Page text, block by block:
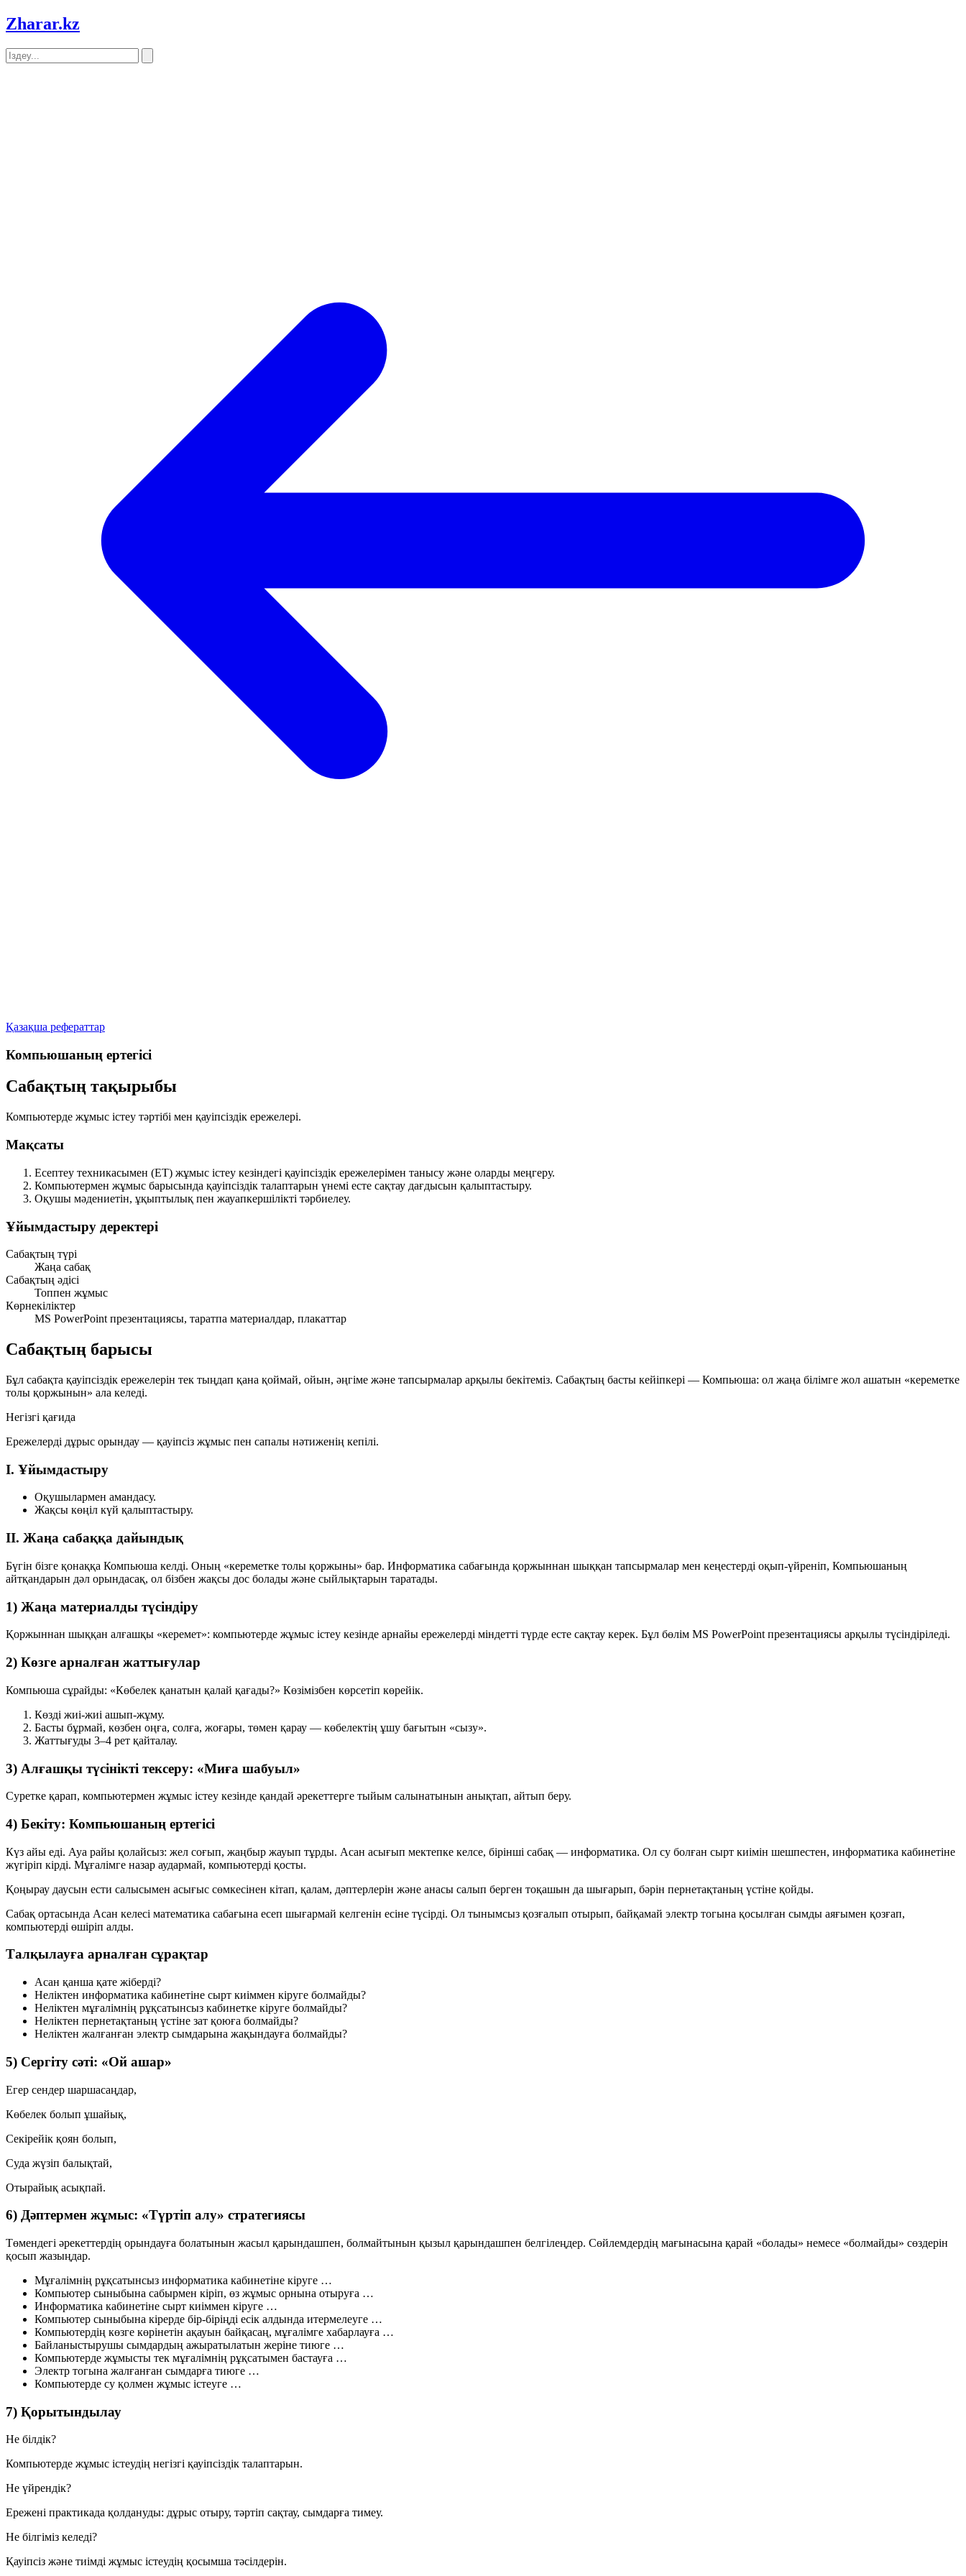
Zharar.kz
Қазақша рефераттар
Компьюшаның ертегісі
Сабақтың тақырыбы
Компьютерде жұмыс істеу тәртібі мен қауіпсіздік ережелері.
Мақсаты
Есептеу техникасымен (ЕТ) жұмыс істеу кезіндегі қауіпсіздік ережелерімен танысу және оларды меңгеру.
Компьютермен жұмыс барысында қауіпсіздік талаптарын үнемі есте сақтау дағдысын қалыптастыру.
Оқушы мәдениетін, ұқыптылық пен жауапкершілікті тәрбиелеу.
Ұйымдастыру деректері
Сабақтың түрі
Жаңа сабақ
Сабақтың әдісі
Топпен жұмыс
Көрнекіліктер
MS PowerPoint презентациясы, таратпа материалдар, плакаттар
Сабақтың барысы
Бұл сабақта қауіпсіздік ережелерін тек тыңдап қана қоймай, ойын, әңгіме және тапсырмалар арқылы бекітеміз. Сабақтың басты кейіпкері — Компьюша: ол жаңа білімге жол ашатын «кереметке
толы қоржынын» ала келеді.
Негізгі қағида
Ережелерді дұрыс орындау — қауіпсіз жұмыс пен сапалы нәтиженің кепілі.
I. Ұйымдастыру
Оқушылармен амандасу.
Жақсы көңіл күй қалыптастыру.
II. Жаңа сабаққа дайындық
Бүгін бізге қонаққа Компьюша келді. Оның «кереметке толы қоржыны» бар. Информатика сабағында қоржыннан шыққан тапсырмалар мен кеңестерді оқып-үйреніп, Компьюшаның
айтқандарын дәл орындасақ, ол бізбен жақсы дос болады және сыйлықтарын таратады.
1) Жаңа материалды түсіндіру
Қоржыннан шыққан алғашқы «керемет»: компьютерде жұмыс істеу кезінде арнайы ережелерді міндетті түрде есте сақтау керек. Бұл бөлім MS PowerPoint презентациясы арқылы түсіндіріледі.
2) Көзге арналған жаттығулар
Компьюша сұрайды: «Көбелек қанатын қалай қағады?» Көзімізбен көрсетіп көрейік.
Көзді жиі-жиі ашып-жұму.
Басты бұрмай, көзбен оңға, солға, жоғары, төмен қарау — көбелектің ұшу бағытын «сызу».
Жаттығуды 3–4 рет қайталау.
3) Алғашқы түсінікті тексеру: «Миға шабуыл»
Суретке қарап, компьютермен жұмыс істеу кезінде қандай әрекеттерге тыйым салынатынын анықтап, айтып беру.
4) Бекіту: Компьюшаның ертегісі
Күз айы еді. Ауа райы қолайсыз: жел соғып, жаңбыр жауып тұрды. Асан асығып мектепке келсе, бірінші сабақ — информатика. Ол су болған сырт киімін шешпестен, информатика кабинетіне
жүгіріп кірді. Мұғалімге назар аудармай, компьютерді қосты.
Қоңырау даусын ести салысымен асығыс сөмкесінен кітап, қалам, дәптерлерін және анасы салып берген тоқашын да шығарып, бәрін пернетақтаның үстіне қойды.
Сабақ ортасында Асан келесі математика сабағына есеп шығармай келгенін есіне түсірді. Ол тынымсыз қозғалып отырып, байқамай электр тогына қосылған сымды аяғымен қозғап,
компьютерді өшіріп алды.
Талқылауға арналған сұрақтар
Асан қанша қате жіберді?
Неліктен информатика кабинетіне сырт киіммен кіруге болмайды?
Неліктен мұғалімнің рұқсатынсыз кабинетке кіруге болмайды?
Неліктен пернетақтаның үстіне зат қоюға болмайды?
Неліктен жалғанған электр сымдарына жақындауға болмайды?
5) Сергіту сәті: «Ой ашар»
Егер сендер шаршасаңдар,
Көбелек болып ұшайық,
Секірейік қоян болып,
Суда жүзіп балықтай,
Отырайық асықпай.
6) Дәптермен жұмыс: «Түртіп алу» стратегиясы
Төмендегі әрекеттердің орындауға болатынын жасыл қарындашпен, болмайтынын қызыл қарындашпен белгілеңдер. Сөйлемдердің мағынасына қарай «болады» немесе «болмайды» сөздерін
қосып жазыңдар.
Мұғалімнің рұқсатынсыз информатика кабинетіне кіруге …
Компьютер сыныбына сабырмен кіріп, өз жұмыс орнына отыруға …
Информатика кабинетіне сырт киіммен кіруге …
Компьютер сыныбына кірерде бір-біріңді есік алдында итермелеуге …
Компьютердің көзге көрінетін ақауын байқасаң, мұғалімге хабарлауға …
Байланыстырушы сымдардың ажыратылатын жеріне тиюге …
Компьютерде жұмысты тек мұғалімнің рұқсатымен бастауға …
Электр тогына жалғанған сымдарға тиюге …
Компьютерде су қолмен жұмыс істеуге …
7) Қорытындылау
Не білдік?
Компьютерде жұмыс істеудің негізгі қауіпсіздік талаптарын.
Не үйрендік?
Ережені практикада қолдануды: дұрыс отыру, тәртіп сақтау, сымдарға тимеу.
Не білгіміз келеді?
Қауіпсіз және тиімді жұмыс істеудің қосымша тәсілдерін.